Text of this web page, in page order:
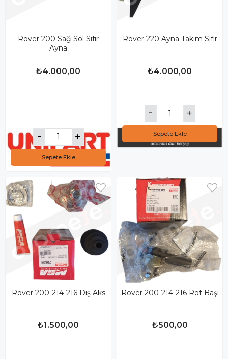
Rover 200 Sağ Sol Sıfır
Ayna
₺4.000,00
Sepete Ekle
Rover 220 Ayna Takım Sıfır
₺4.000,00
Sepete Ekle
Rover 200-214-216 Dış Aks
₺1.500,00
Rover 200-214-216 Rot Başı
₺500,00